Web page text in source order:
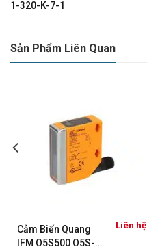
1-320-K-7-1
Sản Phẩm Liên Quan
Cảm Biến Quang
IFM O5S500 O5S-
Liên hệ